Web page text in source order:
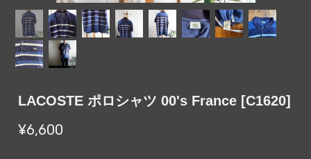
LACOSTE ポロシャツ 00's France [C1620]
¥6,600